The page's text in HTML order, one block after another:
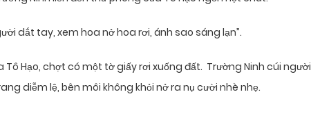
dắt tay, xem hoa nở hoa rơi, ánh sao sáng lạn”.
Hạo, chợt có một tờ giấy rơi xuống đất. Trường Ninh cúi người
diễm lệ, bên môi không khỏi nở ra nụ cười nhè nhẹ.